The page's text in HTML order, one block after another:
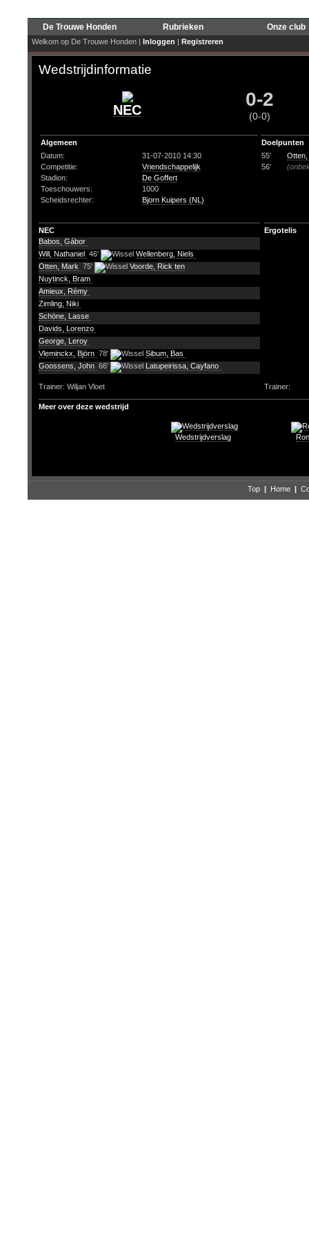
De Trouwe Honden Rubrieken Onze club
Welkom op De Trouwe Honden | Inloggen | Registreren
Wedstrijdinformatie
NEC 0-2
(0-0)
Algemeen
Datum:
31-07-2010 14:30
Competitie:
Vriendschappelijk
Stadion:
De Goffert
Toeschouwers:
1000
Scheidsrechter:
Bjorn Kuipers (NL)
Doelpunten
55'
56'
NEC
Ergotelis
Babos, Gábor
Will, Nathaniel 46'
Wellenberg, Niels
Otten, Mark 75'
Voorde, Rick ten
Nuytinck, Bram
Amieux, Rémy
Zimling, Niki
Schöne, Lasse
Davids, Lorenzo
George, Leroy
Vleminckx, Björn 78'
Sibum, Bas
Goossens, John 66' Latupeirissa, Cayfano
Trainer: Wiljan Vloet Trainer:
Meer over deze wedstrijd
Wedstrijdverslag
Top | Home |